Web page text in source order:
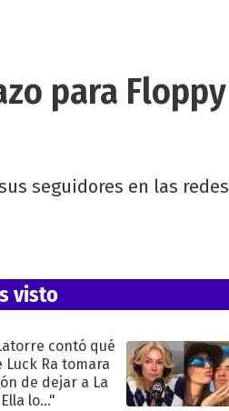
para Floppy
seguidores en las redes
visto
contó qué
Luck Ra tomara
de dejar a La
lo..."